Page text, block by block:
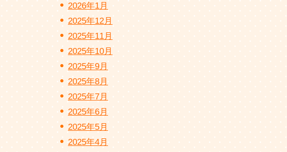
2026年1月
2025年12月
2025年11月
2025年10月
2025年9月
2025年8月
2025年7月
2025年6月
2025年5月
2025年4月